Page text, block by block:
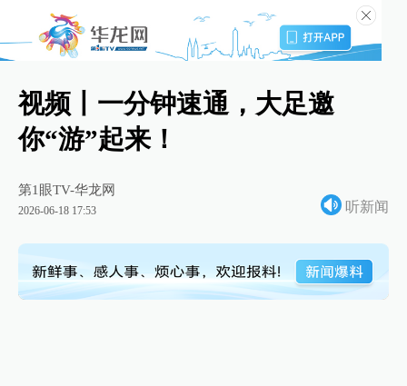
视频丨一分钟速通，大足邀
你“游”起来！
第1眼TV-华龙网
2026-06-18 17:53 听新闻